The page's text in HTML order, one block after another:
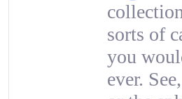
sorts of
you
ever.